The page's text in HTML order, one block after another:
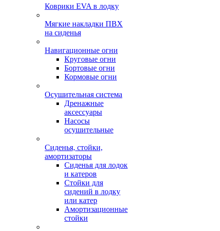
Коврики EVA в лодку
Мягкие накладки ПВХ
на сиденья
Навигационные огни
Круговые огни
Бортовые огни
Кормовые огни
Осушительная система
Дренажные
аксессуары
Насосы
осушительные
Сиденья, стойки,
амортизаторы
Сиденья для лодок
и катеров
Стойки для
сидений в лодку
или катер
Амортизационные
стойки